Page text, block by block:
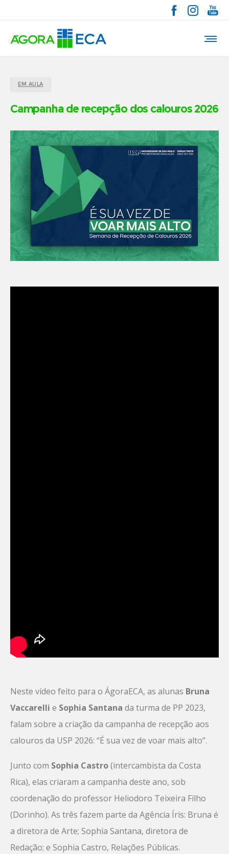
EM AULA
Campanha de recepção dos calouros 2026
Neste vídeo feito para o ÁgoraECA, as alunas Bruna
Vaccarelli e Sophia Santana da turma de PP 2023,
falam sobre a criação da campanha de recepção aos
calouros da USP 2026: “É sua vez de voar mais alto”.
Junto com Sophia Castro(intercambista da Costa
Rica), elas criaram a campanha deste ano, sob
coordenação do professor Heliodoro Teixeira Filho
(Dorinho). As três fazem parte da Agência Íris: Bruna é
a diretora de Arte; Sophia Santana, diretora de
Redação; e Sophia Castro, Relações Públicas.